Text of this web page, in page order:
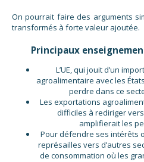
On pourrait faire des arguments
transformés à forte valeur ajoutée.
Principaux
L’UE, qui jouit d’un
agroalimentaire avec les
perdre dans ce
Les exportations
difficiles à rediriger
amplifierait les
Pour défendre ses intérêts
représailles vers d’autres
de consommation où les